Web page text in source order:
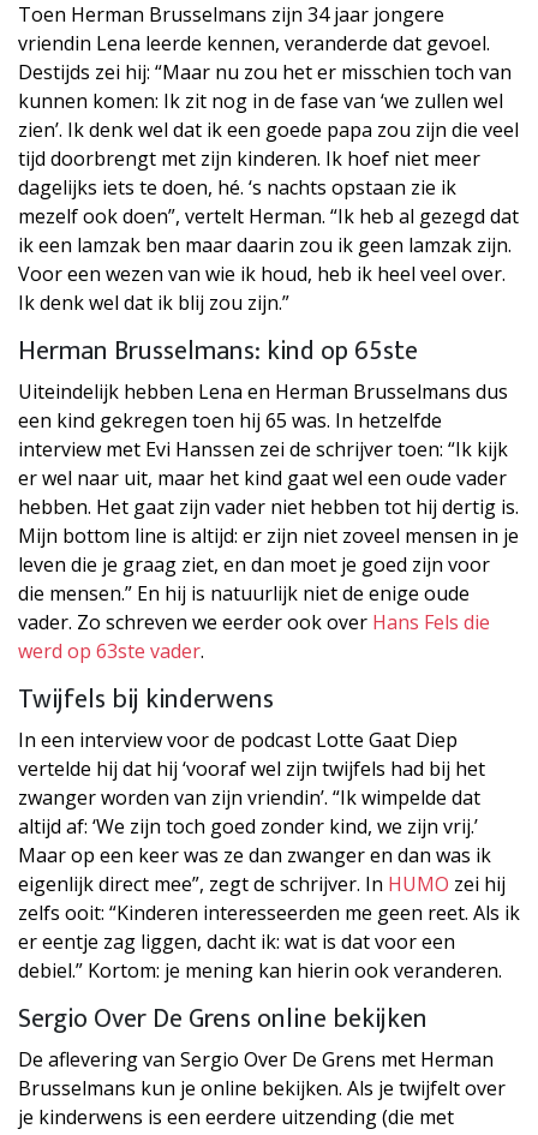
Toen Herman Brusselmans zijn 34 jaar jongere
vriendin Lena leerde kennen, veranderde dat gevoel.
Destijds zei hij: “Maar nu zou het er misschien toch van
kunnen komen: Ik zit nog in de fase van ‘we zullen wel
zien’. Ik denk wel dat ik een goede papa zou zijn die veel
tijd doorbrengt met zijn kinderen. Ik hoef niet meer
dagelijks iets te doen, hé. ‘s nachts opstaan zie ik
mezelf ook doen”, vertelt Herman. “Ik heb al gezegd dat
ik een lamzak ben maar daarin zou ik geen lamzak zijn.
Voor een wezen van wie ik houd, heb ik heel veel over.
Ik denk wel dat ik blij zou zijn.”
Herman Brusselmans: kind op 65ste
Uiteindelijk hebben Lena en Herman Brusselmans dus
een kind gekregen toen hij 65 was. In hetzelfde
interview met Evi Hanssen zei de schrijver toen: “Ik kijk
er wel naar uit, maar het kind gaat wel een oude vader
hebben. Het gaat zijn vader niet hebben tot hij dertig is.
Mijn bottom line is altijd: er zijn niet zoveel mensen in je
leven die je graag ziet, en dan moet je goed zijn voor
die mensen.” En hij is natuurlijk niet de enige oude
vader. Zo schreven we eerder ook over Hans Fels die
werd op 63ste vader.
Twijfels bij kinderwens
In een interview voor de podcast Lotte Gaat Diep
vertelde hij dat hij ‘vooraf wel zijn twijfels had bij het
zwanger worden van zijn vriendin’. “Ik wimpelde dat
altijd af: ‘We zijn toch goed zonder kind, we zijn vrij.’
Maar op een keer was ze dan zwanger en dan was ik
eigenlijk direct mee”, zegt de schrijver. In HUMO zei hij
zelfs ooit: “Kinderen interesseerden me geen reet. Als ik
er eentje zag liggen, dacht ik: wat is dat voor een
debiel.” Kortom: je mening kan hierin ook veranderen.
Sergio Over De Grens online bekijken
De aflevering van Sergio Over De Grens met Herman
Brusselmans kun je online bekijken. Als je twijfelt over
je kinderwens is een eerdere uitzending (die met